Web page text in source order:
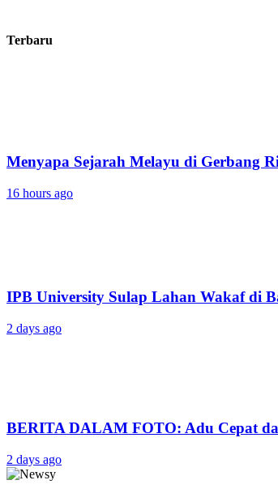
Terbaru
Menyapa Sejarah Melayu di Gerbang
16 hours ago
IPB University Sulap Lahan Wakaf di
2 days ago
BERITA DALAM FOTO: Adu Cepat
2 days ago